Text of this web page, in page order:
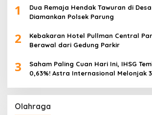
1
Dua Remaja Hendak Tawuran di
Diamankan Polsek Parung
2
Kebakaran Hotel Pullman Central
Berawal dari Gedung Parkir
3
Saham Paling Cuan Hari Ini, IHSG
0,63%! Astra Internasional Melonjak
Olahraga